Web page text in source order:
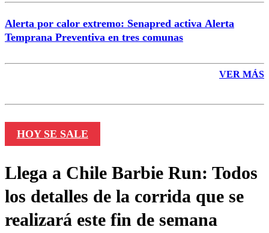
Alerta por calor extremo: Senapred activa Alerta
Temprana Preventiva en tres comunas
VER MÁS
HOY SE SALE
Llega a Chile Barbie Run: Todos
los detalles de la corrida que se
realizará este fin de semana